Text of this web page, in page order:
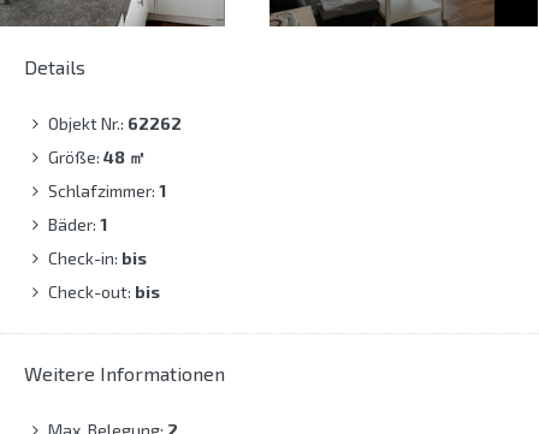
Details
Objekt Nr.: 62262
Größe: 48 ㎡
Schlafzimmer: 1
Bäder: 1
Check-in: bis
Check-out: bis
Weitere Informationen
Max. Belegung: 2